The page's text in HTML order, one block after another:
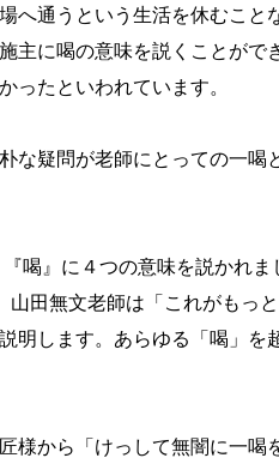
へ通うという生活を休むこと
主に喝の意味を説くことがで
ったといわれています。
な疑問が老師にとっての一喝
喝』に４つの意味を説かれ
田無文老師は「これがもっ
明します。あらゆる「喝」を
様から「けっして無闇に一喝